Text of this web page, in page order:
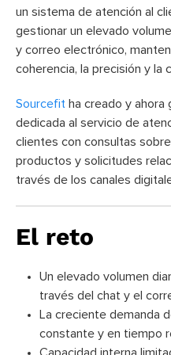
un sistema de atención al
gestionar un elevado
y correo electrónico,
coherencia, la precisión y la
Sourcefit ha creado y ahora
dedicada al servicio de
clientes con consultas
productos y solicitudes
través de los canales
El reto
Un elevado volumen
través del chat y el
La creciente demanda
constante y en tiempo